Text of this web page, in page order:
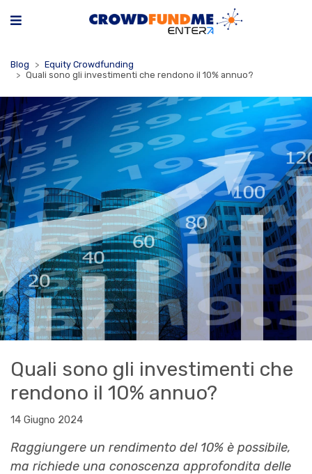
Blog
Equity Crowdfunding
Quali sono gli investimenti che rendono il 10% annuo?
Quali sono gli investimenti che
rendono il 10% annuo?
14 Giugno 2024
Raggiungere un rendimento del 10% è possibile,
ma richiede una conoscenza approfondita delle